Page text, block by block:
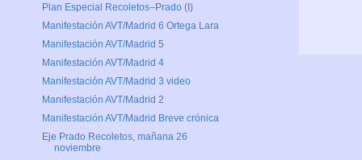
Plan Especial Recoletos–Prado (I)
Manifestación AVT/Madrid 6 Ortega Lara
Manifestación AVT/Madrid 5
Manifestación AVT/Madrid 4
Manifestación AVT/Madrid 3 video
Manifestación AVT/Madrid 2
Manifestación AVT/Madrid Breve crónica
Eje Prado Recoletos, mañana 26
noviembre